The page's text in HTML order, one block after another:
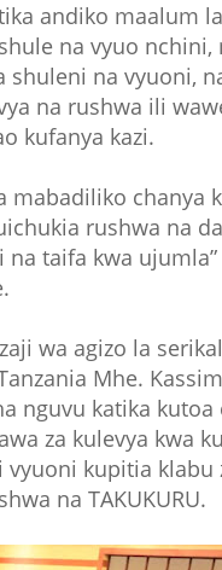
andiko maalum
na vyuo nchini,
shuleni na vyuoni,
na rushwa ili
kufanya kazi.
mabadiliko chanya
rushwa na
taifa kwa ujumla”
wa agizo la
Mhe.
nguvu katika
za kulevya kwa
kupitia klabu
na TAKUKURU.